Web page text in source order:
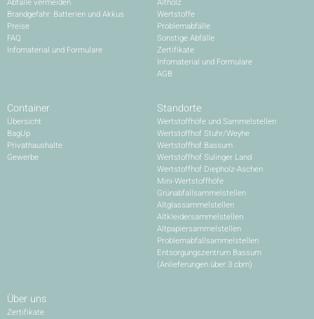
Abfälle vermeiden
Brandgefahr: Batterien und Akkus
Preise
FAQ
Infomaterial und Formulare
Altholz
Wertstoffe
Problemabfälle
Sonstige Abfälle
Zertifikate
Infomaterial und Formulare
AGB
Container
Übersicht
BagUp
Privathaushalte
Gewerbe
Standorte
Wertstoffhöfe und Sammelstellen
Wertstoffhof Stuhr/Weyhe
Wertstoffhof Bassum
Wertstoffhof Sulinger Land
Wertstoffhof Diepholz-Aschen
Mini-Wertstoffhöfe
Grünabfallsammelstellen
Altglassammelstellen
Altkleidersammelstellen
Altpapiersammelstellen
Problemabfallsammelstellen
Entsorgungszentrum Bassum
(Anlieferungen über 3 cbm)
Über uns
Zertifikate